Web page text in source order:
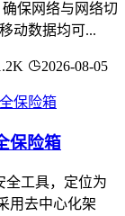
保网络与网络切
动数据均可...
2026-08-05
保险箱
全工具，定位为
用去中心化架